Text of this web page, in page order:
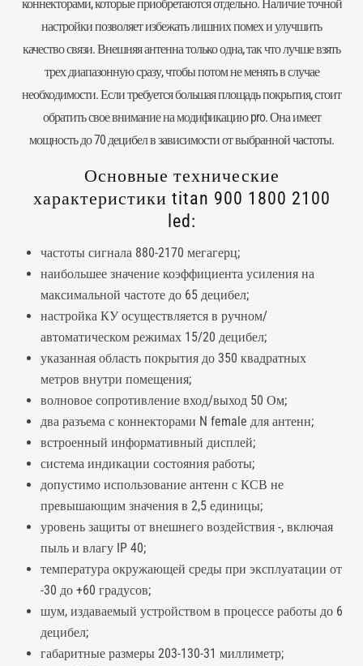
коннекторами, которые приобретаются отдельно. Наличие точной
настройки позволяет избежать лишних помех и улучшить
качество связи. Внешняя антенна только одна, так что лучше взять
трех диапазонную сразу, чтобы потом не менять в случае
необходимости. Если требуется большая площадь покрытия, стоит
обратить свое внимание на модификацию pro. Она имеет
мощность до 70 децибел в зависимости от выбранной частоты.
Основные технические
характеристики titan 900 1800 2100
led:
частоты сигнала 880-2170 мегагерц;
наибольшее значение коэффициента усиления на
максимальной частоте до 65 децибел;
настройка КУ осуществляется в ручном/
автоматическом режимах 15/20 децибел;
указанная область покрытия до 350 квадратных
метров внутри помещения;
волновое сопротивление вход/выход 50 Ом;
два разъема с коннекторами N female для антенн;
встроенный информативный дисплей;
система индикации состояния работы;
допустимо использование антенн с КСВ не
превышающим значения в 2,5 единицы;
уровень защиты от внешнего воздействия -, включая
пыль и влагу IP 40;
температура окружающей среды при эксплуатации от
-30 до +60 градусов;
шум, издаваемый устройством в процессе работы до 6
децибел;
габаритные размеры 203-130-31 миллиметр;